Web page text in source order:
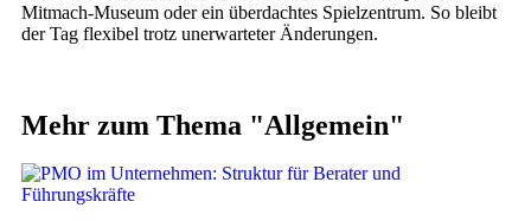
Mitmach-Museum oder ein überdachtes Spielzentrum. So bleibt
der Tag flexibel trotz unerwarteter Änderungen.
Mehr zum Thema "Allgemein"